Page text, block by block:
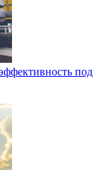
под